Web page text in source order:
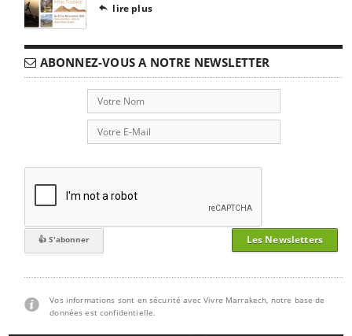
 lire plus
ABONNEZ-VOUS A NOTRE NEWSLETTER
Les Newsletters
Vos informations sont en sécurité avec Vivre Marrakech, notre base de
données est confidentielle.